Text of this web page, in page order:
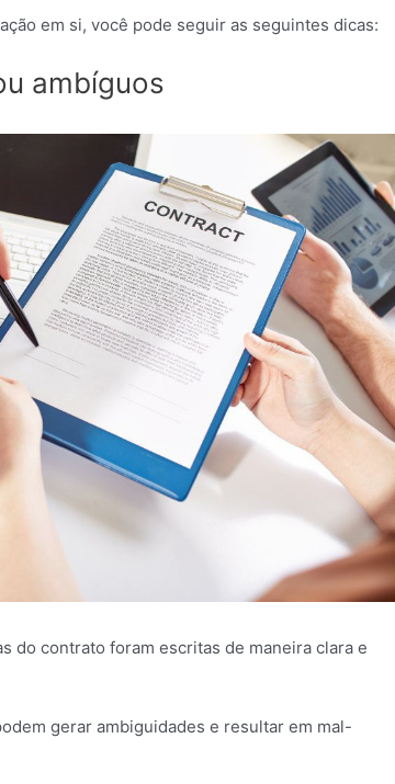
em si, você pode seguir as seguintes dicas:
ambíguos
do contrato foram escritas de maneira clara e
gerar ambiguidades e resultar em mal-